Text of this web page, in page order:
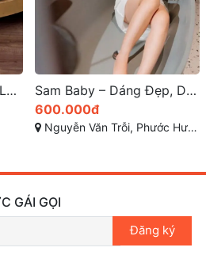
Sam Baby – Dáng Đẹp, Da Trắng, Thiên Thần Sa Ngã Nơi Đất Cảng | Gái Gọi Bà Rịa Vũng Tàu
Gái Gọi Bà Rịa Vũng Tàu – Trà My: Nữ Thần Sắc Đẹp, Gợi Tình, Đậm Chất Sâu Sắc
400.000đ
Nguyễn Văn Trỗi, phường Phước Hưng, Bà Rịa, Bà Rịa - Vũng Tàu
GÁI GỌI
Đăng ký